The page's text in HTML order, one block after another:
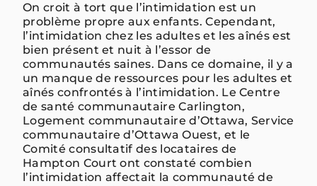
On croit à tort que l’intimidation est un
problème propre aux enfants. Cependant,
l’intimidation chez les adultes et les aînés est
bien présent et nuit à l’essor de
communautés saines. Dans ce domaine, il y a
un manque de ressources pour les adultes et
aînés confrontés à l’intimidation. Le Centre
de santé communautaire Carlington,
Logement communautaire d’Ottawa, Service
communautaire d’Ottawa Ouest, et le
Comité consultatif des locataires de
Hampton Court ont constaté combien
l’intimidation affectait la communauté de